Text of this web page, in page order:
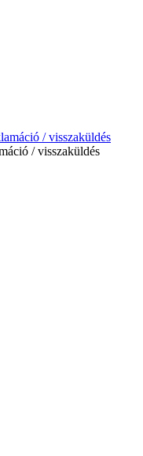
/ visszaküldés
/ visszaküldés